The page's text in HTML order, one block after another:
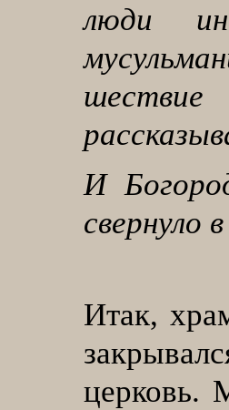
люди
И
свернуло
Итак,
церковь.